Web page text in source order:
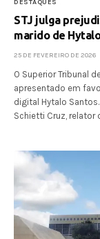
DESTAQUES
STJ julga
marido de
25 DE FEVEREIRO DE 2026
O Superior Tribunal
apresentado em
digital Hytalo
Schietti Cruz, relator